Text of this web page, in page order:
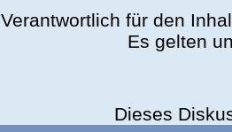
Verantwortlich für den
Es gelten
Dieses